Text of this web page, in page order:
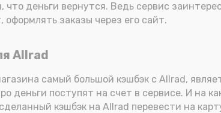
деньги вернутся. Ведь сервис
заказы через его сайт.
Allrad
самый большой кэшбэк с Allrad,
деньги поступят на счет в сервисе. И на
кэшбэк на Allrad перевести на